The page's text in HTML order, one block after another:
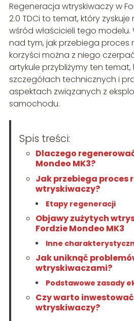
Regeneracja wtryskiwaczy w
2.0 TDCi to temat, który
wśród właścicieli tego
nad tym, jak przebiega proces
korzyści można z niego
artykule przybliżymy ten
szczegółach technicznych i
aspektach związanych z
samochodu.
Spis treści:
Dlaczego
Mondeo MK3?
Jak przebiega proces
wtryskiwaczy?
Etapy regeneracji
Objawy zużytych
Fordzie Mondeo MK3
Inne
Jak uniknąć
wtryskiwaczami?
Podstawowe zasady
Czy warto
wtryskiwaczy?